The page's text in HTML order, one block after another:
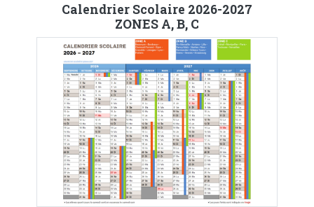
Calendrier Scolaire 2026-2027
ZONES A, B, C